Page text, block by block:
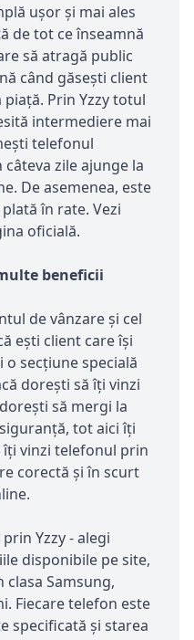
ușor și mai ales
de tot ce înseamnă
să atragă public
când găsești client
Prin Yzzy totul
intermediere mai
telefonul
zile ajunge la
De asemenea, este
în rate. Vezi
oficială.
beneficii
de vânzare și cel
ești client care își
secțiune specială
dorești să îți vinzi
să mergi la
tot aici îți
îți vinzi telefonul prin
corectă și în scurt
Yzzy - alegi
disponibile pe site,
Samsung,
Fiecare telefon este
specificată și starea